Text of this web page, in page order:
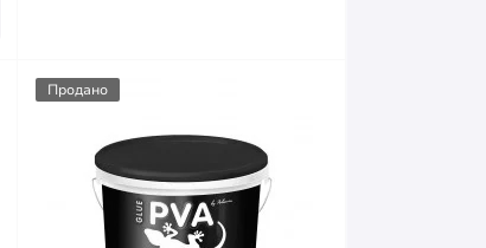
Продано